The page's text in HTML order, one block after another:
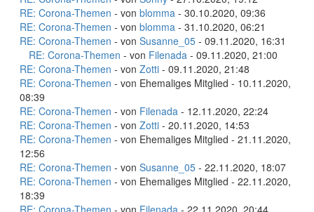
RE: Corona-Themen - von blomma - 30.10.2020, 09:36
RE: Corona-Themen - von blomma - 31.10.2020, 06:21
RE: Corona-Themen - von Susanne_05 - 09.11.2020, 16:31
RE: Corona-Themen - von Filenada - 09.11.2020, 21:00
RE: Corona-Themen - von Zotti - 09.11.2020, 21:48
RE: Corona-Themen - von Ehemaliges Mitglied - 10.11.2020,
08:39
RE: Corona-Themen - von Filenada - 12.11.2020, 22:24
RE: Corona-Themen - von Zotti - 20.11.2020, 14:53
RE: Corona-Themen - von Ehemaliges Mitglied - 21.11.2020,
12:56
RE: Corona-Themen - von Susanne_05 - 22.11.2020, 18:07
RE: Corona-Themen - von Ehemaliges Mitglied - 22.11.2020,
18:39